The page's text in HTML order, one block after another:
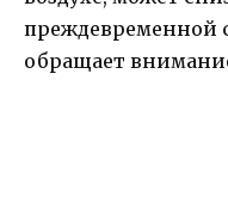
преждевременной
обращает